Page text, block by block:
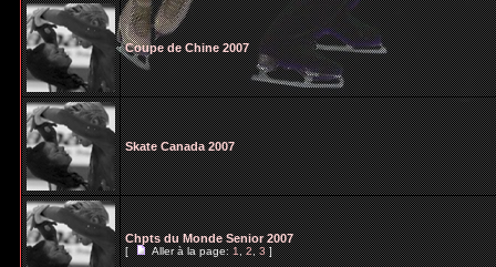
Coupe de Chine 2007
Skate Canada 2007
Chpts du Monde Senior 2007
[ Aller à la page:1,2,3]